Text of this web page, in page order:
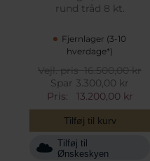
rund tråd 8 kt.
Fjernlager (3-10
hverdage*)
Vejl. pris16.500,00 kr
Spar 3.300,00 kr
Pris:
13.200,00 kr
Tilføj til kurv
Tilføj til
Ønskeskyen